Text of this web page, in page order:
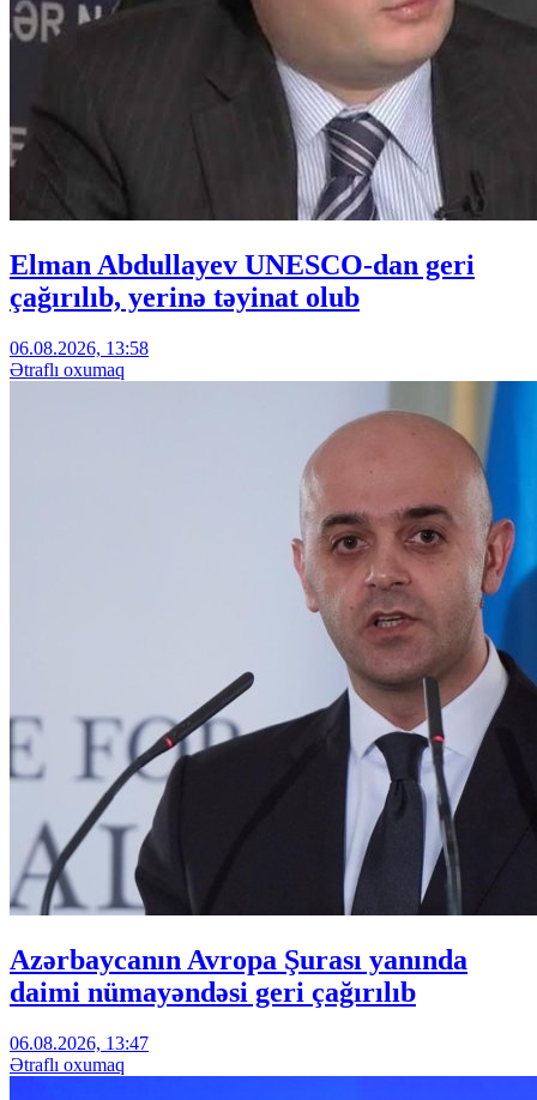
Elman Abdullayev UNESCO-dan geri
çağırılıb, yerinə təyinat olub
06.08.2026, 13:58
Ətraflı oxumaq
Azərbaycanın Avropa Şurası yanında
daimi nümayəndəsi geri çağırılıb
06.08.2026, 13:47
Ətraflı oxumaq